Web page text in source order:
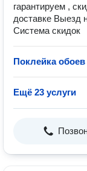
гарантируем ,
доставке Выезд
Система скидок
Поклейка обоев
Ещё 23 услуги